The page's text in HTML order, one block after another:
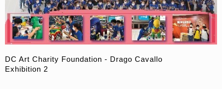
DC Art Charity Foundation - Drago Cavallo
Exhibition 2